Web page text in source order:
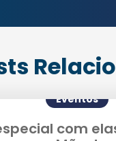
Eventos
com